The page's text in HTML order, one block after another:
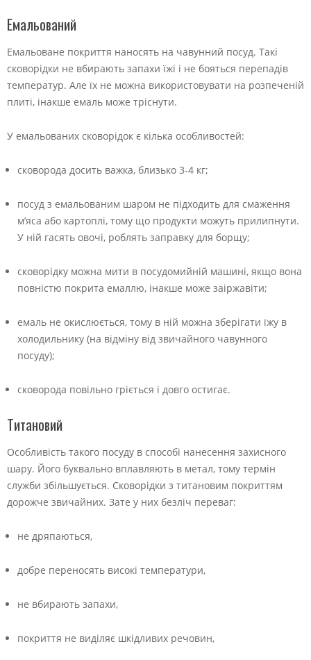
Емальований
Емальоване покриття наносять на чавунний посуд. Такі
сковорідки не вбирають запахи їжі і не бояться перепадів
температур. Але їх не можна використовувати на розпеченій
плиті, інакше емаль може тріснути.
У емальованих сковорідок є кілька особливостей:
сковорода досить важка, близько 3-4 кг;
посуд з емальованим шаром не підходить для смаження
м’яса або картоплі, тому що продукти можуть прилипнути.
У ній гасять овочі, роблять заправку для борщу;
сковорідку можна мити в посудомийній машині, якщо вона
повністю покрита емаллю, інакше може заіржавіти;
емаль не окислюється, тому в ній можна зберігати їжу в
холодильнику (на відміну від звичайного чавунного
посуду);
сковорода повільно гріється і довго остигає.
Титановий
Особливість такого посуду в способі нанесення захисного
шару. Його буквально вплавляють в метал, тому термін
служби збільшується. Сковорідки з титановим покриттям
дорожче звичайних. Зате у них безліч переваг:
не дряпаються,
добре переносять високі температури,
не вбирають запахи,
покриття не виділяє шкідливих речовин,